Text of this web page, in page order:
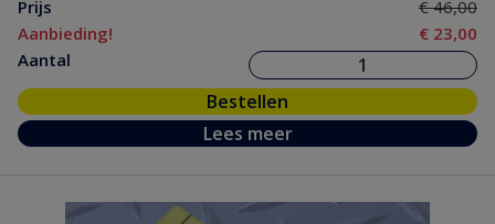
Prijs
€ 46,00
Aanbieding!
€ 23,00
Aantal
Bestellen
Lees meer